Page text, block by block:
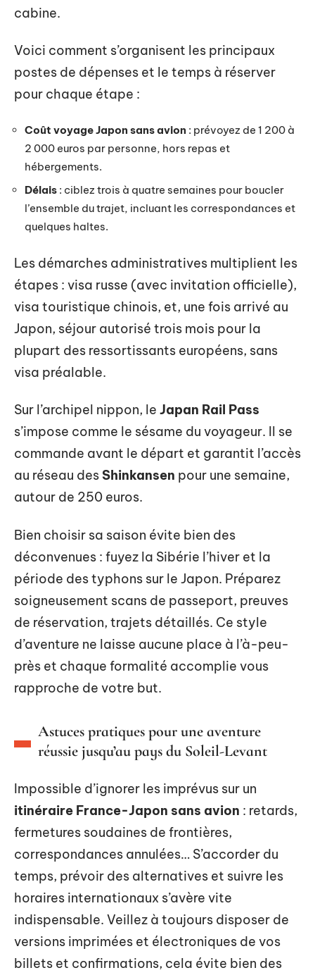
cabine.
Voici comment s’organisent les principaux
postes de dépenses et le temps à réserver
pour chaque étape :
Coût voyage Japon sans avion : prévoyez de 1 200 à
2 000 euros par personne, hors repas et
hébergements.
Délais : ciblez trois à quatre semaines pour boucler
l’ensemble du trajet, incluant les correspondances et
quelques haltes.
Les démarches administratives multiplient les
étapes : visa russe (avec invitation officielle),
visa touristique chinois, et, une fois arrivé au
Japon, séjour autorisé trois mois pour la
plupart des ressortissants européens, sans
visa préalable.
Sur l’archipel nippon, le Japan Rail Pass
s’impose comme le sésame du voyageur. Il se
commande avant le départ et garantit l’accès
au réseau des Shinkansen pour une semaine,
autour de 250 euros.
Bien choisir sa saison évite bien des
déconvenues : fuyez la Sibérie l’hiver et la
période des typhons sur le Japon. Préparez
soigneusement scans de passeport, preuves
de réservation, trajets détaillés. Ce style
d’aventure ne laisse aucune place à l’à-peu-
près et chaque formalité accomplie vous
rapproche de votre but.
Astuces pratiques pour une aventure
réussie jusqu’au pays du Soleil-Levant
Impossible d’ignorer les imprévus sur un
itinéraire France-Japon sans avion : retards,
fermetures soudaines de frontières,
correspondances annulées… S’accorder du
temps, prévoir des alternatives et suivre les
horaires internationaux s’avère vite
indispensable. Veillez à toujours disposer de
versions imprimées et électroniques de vos
billets et confirmations, cela évite bien des